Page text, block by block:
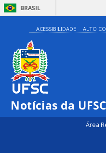
BRASIL
ACESSIBILIDADE ALTO
Notícias da UFSC
Área